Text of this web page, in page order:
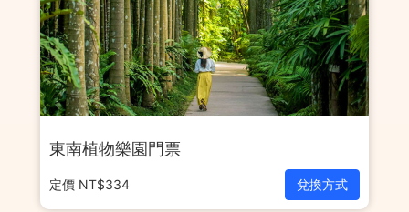
東南植物樂園門票
定價 NT$334 兌換方式